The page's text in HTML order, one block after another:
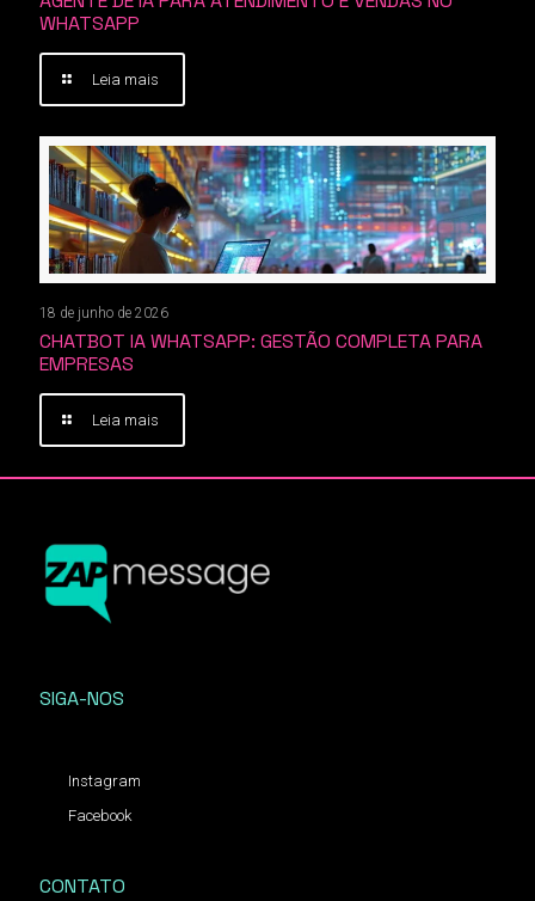
WHATSAPP
Leia mais
18 de junho de 2026
CHATBOT IA WHATSAPP: GESTÃO COMPLETA PARA
EMPRESAS
Leia mais
SIGA-NOS
Instagram
Facebook
CONTATO